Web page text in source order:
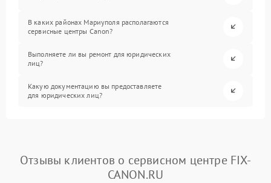
В каких районах Мариуполя располагаются
сервисные центры Canon?
Выполняете ли вы ремонт для юридических
лиц?
Какую документацию вы предоставляете
для юридических лиц?
Отзывы клиентов о сервисном центре FIX-
CANON.RU